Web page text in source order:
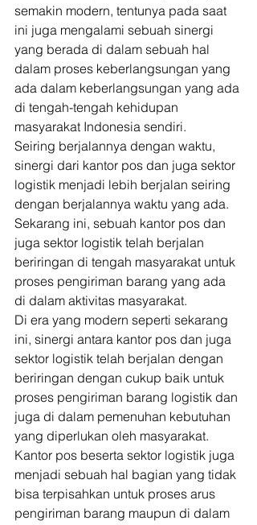
semakin modern, tentunya pada saat
ini juga mengalami sebuah sinergi
yang berada di dalam sebuah hal
dalam proses keberlangsungan yang
ada dalam keberlangsungan yang ada
di tengah-tengah kehidupan
masyarakat Indonesia sendiri.
Seiring berjalannya dengan waktu,
sinergi dari kantor pos dan juga sektor
logistik menjadi lebih berjalan seiring
dengan berjalannya waktu yang ada.
Sekarang ini, sebuah kantor pos dan
juga sektor logistik telah berjalan
beriringan di tengah masyarakat untuk
proses pengiriman barang yang ada
di dalam aktivitas masyarakat.
Di era yang modern seperti sekarang
ini, sinergi antara kantor pos dan juga
sektor logistik telah berjalan dengan
beriringan dengan cukup baik untuk
proses pengiriman barang logistik dan
juga di dalam pemenuhan kebutuhan
yang diperlukan oleh masyarakat.
Kantor pos beserta sektor logistik juga
menjadi sebuah hal bagian yang tidak
bisa terpisahkan untuk proses arus
pengiriman barang maupun di dalam